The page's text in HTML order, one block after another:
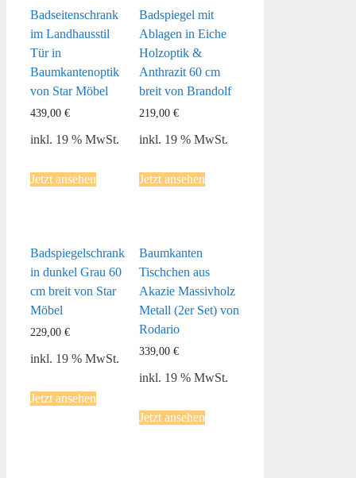
Badseitenschrank
im Landhausstil
Tür in
Baumkantenoptik
von Star Möbel
439,00 €
inkl. 19 % MwSt.
Jetzt ansehen
Badspiegel mit
Ablagen in Eiche
Holzoptik &
Anthrazit 60 cm
breit von Brandolf
219,00€
inkl. 19 % MwSt.
Jetzt ansehen
Badspiegelschrank
in dunkel Grau 60
cm breit von Star
Möbel
229,00 €
inkl. 19 % MwSt.
Jetzt ansehen
Baumkanten
Tischchen aus
Akazie Massivholz
Metall (2er Set) von
Rodario
339,00€
inkl. 19 % MwSt.
Jetzt ansehen